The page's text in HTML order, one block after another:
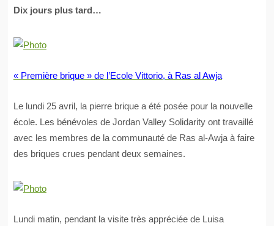
Dix jours plus tard…
« Première brique » de l’Ecole Vittorio, à Ras al Awja
Le lundi 25 avril, la pierre brique a été posée pour la nouvelle
école. Les bénévoles de Jordan Valley Solidarity ont travaillé
avec les membres de la communauté de Ras al-Awja à faire
des briques crues pendant deux semaines.
Lundi matin, pendant la visite très appréciée de Luisa